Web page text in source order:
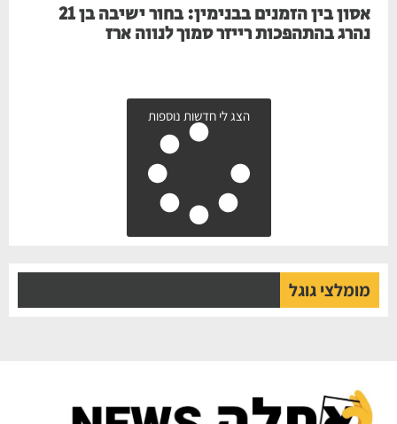
אסון בין הזמנים בבנימין: בחור ישיבה בן 21
נהרג בהתהפכות רייזר סמוך לנווה ארז
הצג לי חדשות נוספות
מומלצי גוגל